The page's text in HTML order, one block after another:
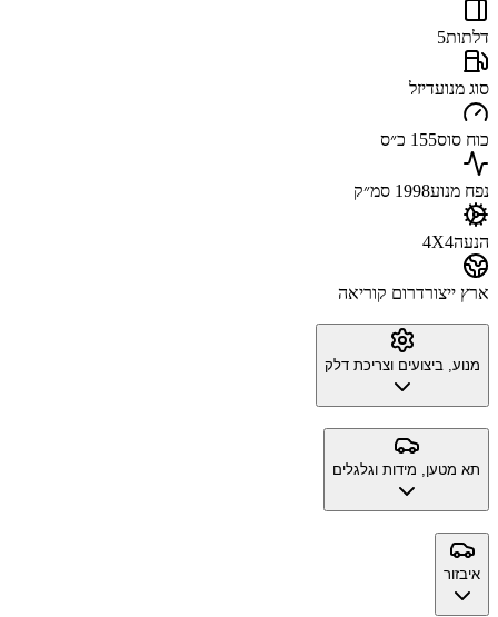
דלתות5
סוג מנועדיזל
כוח סוס155 כ״ס
נפח מנוע1998 סמ״ק
הנעה4X4
ארץ ייצורדרום קוריאה
מנוע, ביצועים וצריכת דלק
תא מטען, מידות וגלגלים
איבזור